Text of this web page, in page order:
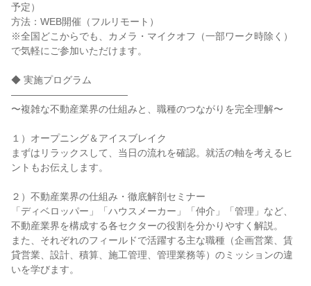
予定）
方法：WEB開催（フルリモート）
※全国どこからでも、カメラ・マイクオフ（一部ワーク時除く）
で気軽にご参加いただけます。
◆ 実施プログラム
――――――――――――
〜複雑な不動産業界の仕組みと、職種のつながりを完全理解〜
１）オープニング＆アイスブレイク
まずはリラックスして、当日の流れを確認。就活の軸を考えるヒ
ントもお伝えします。
２）不動産業界の仕組み・徹底解剖セミナー
「ディベロッパー」「ハウスメーカー」「仲介」「管理」など、
不動産業界を構成する各セクターの役割を分かりやすく解説。
また、それぞれのフィールドで活躍する主な職種（企画営業、賃
貸営業、設計、積算、施工管理、管理業務等）のミッションの違
いを学びます。